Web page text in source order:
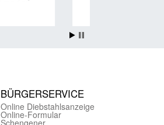
BÜRGER­SERVICE
Online Diebstahls­anzeige
Online-Formular
Schengener